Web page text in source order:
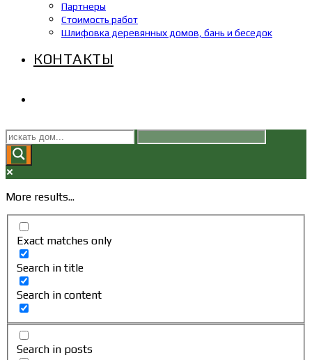
Партнеры
Стоимость работ
Шлифовка деревянных домов, бань и беседок
КОНТАКТЫ
ПОИСК
ПО
ВЕБ-
More results...
Exact matches only
Search in title
Search in content
Search in posts